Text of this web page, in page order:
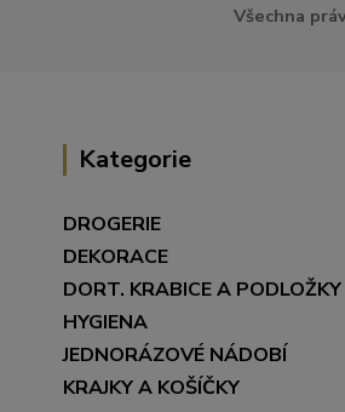
Všechna
Kategorie
DROGERIE
DEKORACE
DORT. KRABICE A PODLOŽKY
HYGIENA
JEDNORÁZOVÉ NÁDOBÍ
KRAJKY A KOŠÍČKY